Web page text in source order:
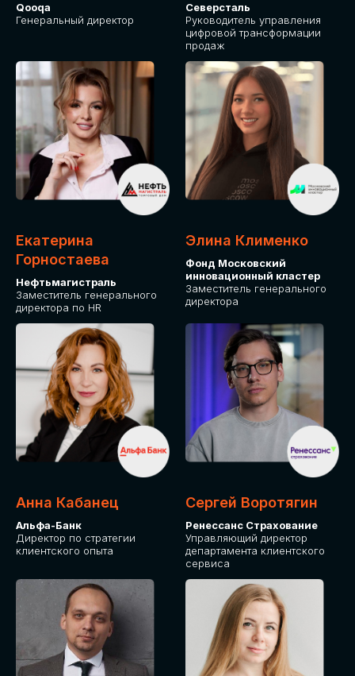
Qooqa
Генеральный директор
Северсталь
Руководитель управления
цифровой трансформации
продаж
Екатерина
Горностаева
Нефтьмагистраль
Заместитель генерального
директора по HR
Элина Клименко
Фонд Московский
инновационный кластер
Заместитель генерального
директора
Анна Кабанец
Альфа-Банк
Директор по стратегии
клиентского опыта
Сергей Воротягин
Ренессанс Страхование
Управляющий директор
департамента клиентского
сервиса
Приглашаем стать партнером GLOBAL
TECH FORUM и презентовать ваши
решения целевой аудитории. Будем
рады сотрудничеству!
СТАНЬТЕ
ЭКСПОНЕНТОМ
ПОДАТЬ ЗАЯВКУ
IT Solutions for Business
СТОИМОСТЬ
УЧАСТИЯ